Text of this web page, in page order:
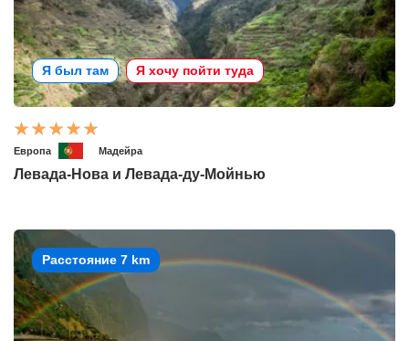
Я был там Я хочу пойти туда
Европа Мадейра
Левада-Нова и Левада-ду-Мойнью
Расстояние 7 km